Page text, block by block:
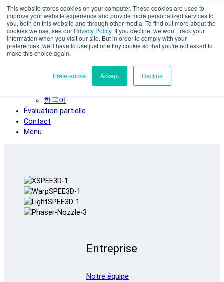
This website stores cookies on your computer. These cookies are used to
improve your website experience and provide more personalized services to
you, both on this website and through other media. To find out more about the
cookies we use, see our Privacy Policy. If you decline, we won't track your
information when you visit our site. But in order to comply with your
preferences, we'll have to use just one tiny cookie so that you're not asked to
make this choice again.
Preferences Accept Decline
Skip to main content
SPEE3D
Français
English
Español
Italiano
한국어
Évaluation partielle
Contact
Menu
Entreprise
Notre équipe